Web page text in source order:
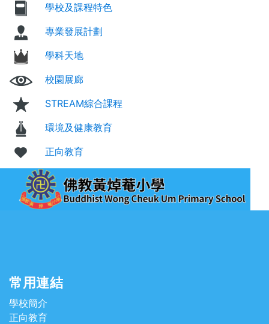
學校及課程特色
專業發展計劃
學科天地
校園展廊
STREAM綜合課程
環境及健康教育
正向教育
常用連結
學校簡介
正向教育